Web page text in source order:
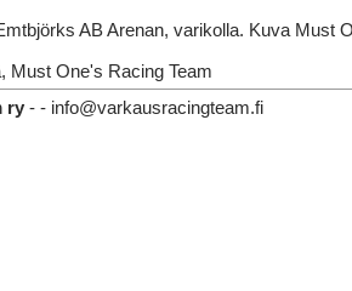
AB Arenan, varikolla. Kuva Must
Must One's Racing Team
ry - - info@varkausracingteam.fi